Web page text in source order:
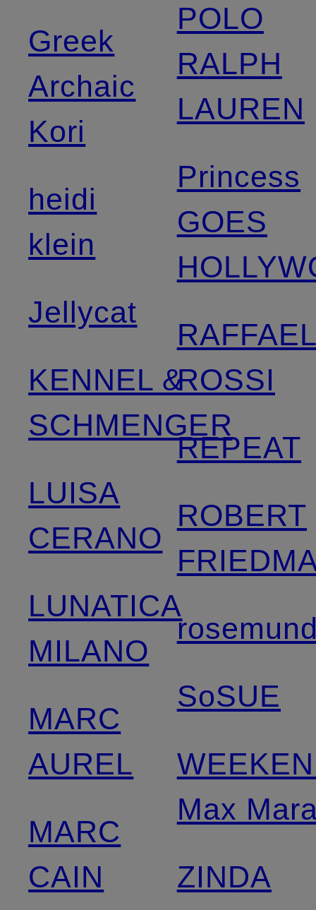
Greek
Archaic
Kori
heidi
klein
Jellycat
KENNEL &
SCHMENGER
LUISA
CERANO
LUNATICA
MILANO
MARC
AUREL
MARC
CAIN
POLO
RALPH
LAUREN
Princess
GOES
ROSSI
REPEAT
ROBERT
SoSUE
Max
ZINDA